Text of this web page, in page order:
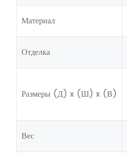
Материал
Отделка
Размеры (Д) x (Ш) x (В)
Вес